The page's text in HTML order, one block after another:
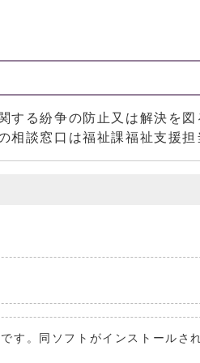
する紛争の防止又は解決を
相談窓口は福祉課福祉支援
す。同ソフトがインストールさ